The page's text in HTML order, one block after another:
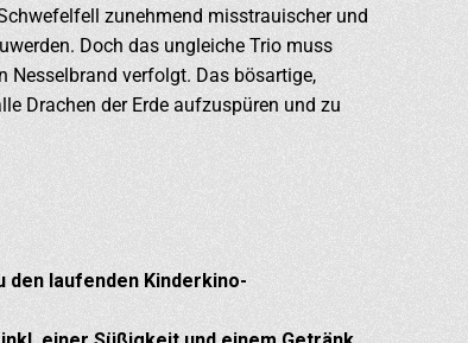
zunehmend misstrauischer und
Doch das ungleiche Trio muss
Nesselbrand verfolgt. Das bösartige,
Drachen der Erde aufzuspüren und zu
den laufenden Kinderkino-